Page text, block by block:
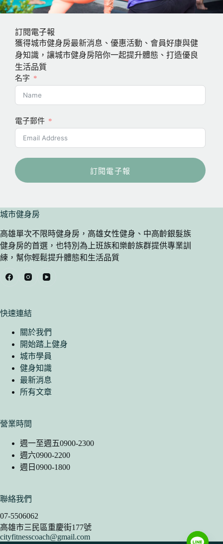
訂閱電子報
獲得城市健身房最新消息、優惠活動、會員好康與健
身知識，讓城市健身房陪你一起提升體態、打造優良
生活品質
名字
電子郵件
訂閱電子報
l
t
r
n
a
城市健身房
高雄單次不限時健身房，高雄女性健身、中高齡銀髮族
健身房的首選，也特別為上班族和樂齡族群提供專業訓
練，幫你輕鬆提升體態和生活品質
快速連結
關於我們
開始踏上健身
城市學員
健身知識
最新消息
所有文章
營業時間
週一至週五0900-2300
週六0900-2200
週日0900-1800
聯絡我們
07-5506062
高雄市三民區重慶街177號
cityfitnesscoach@gmail.com